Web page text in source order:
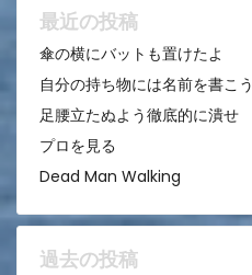
ン
最近の投稿
傘の横にバットも置けたよ
自分の持ち物には名前を書こう
足腰立たぬよう徹底的に潰せ
プロを見る
Dead Man Walking
過去の投稿